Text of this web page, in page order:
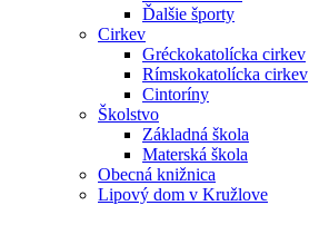
Ďalšie športy
Cirkev
Gréckokatolícka cirkev
Rímskokatolícka cirkev
Cintoríny
Školstvo
Základná škola
Materská škola
Obecná knižnica
Lipový dom v Kružlove